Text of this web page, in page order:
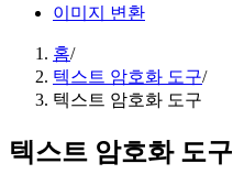
이미지 변환
홈/
텍스트 암호화 도구/
텍스트 암호화 도구
텍스트 암호화 도구